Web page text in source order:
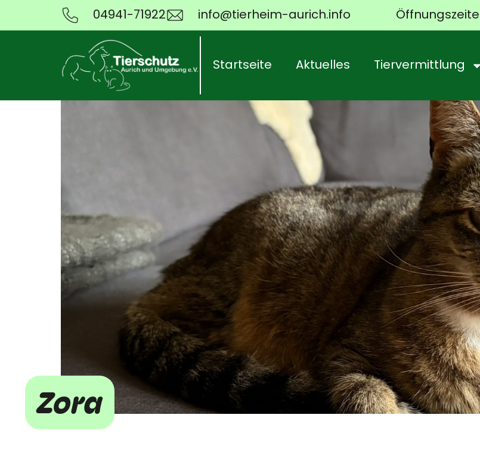
04941-71922 info@tierheim-aurich.info
Startseite Aktuelles Tiervermittlung
Zora